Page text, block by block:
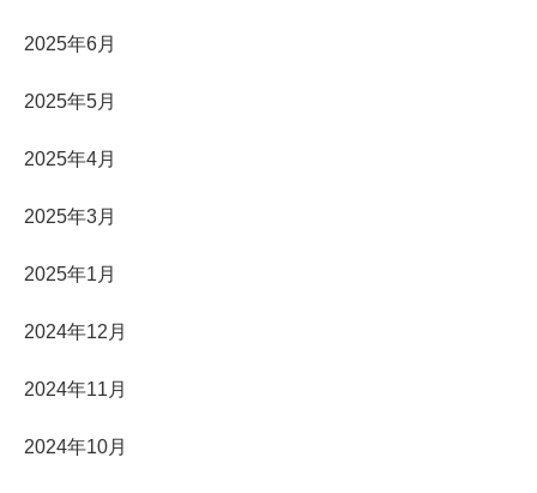
2025年6月
2025年5月
2025年4月
2025年3月
2025年1月
2024年12月
2024年11月
2024年10月